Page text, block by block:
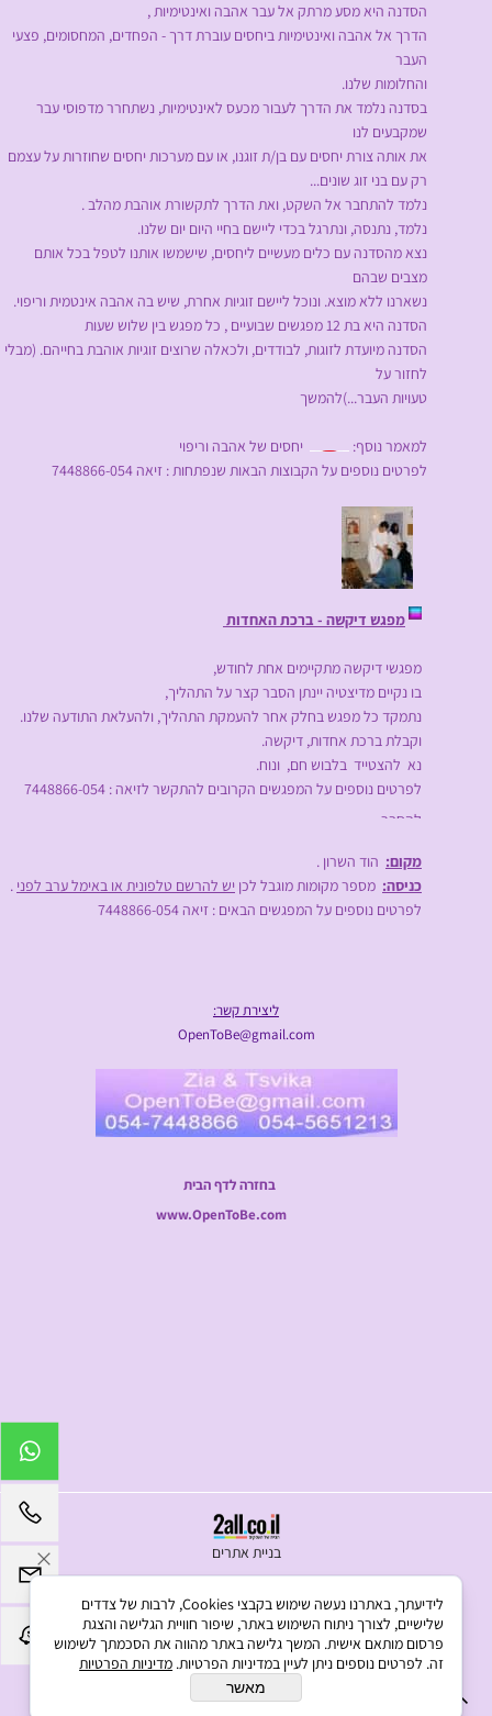
הסדנה היא מסע מרתק אל עבר אהבה ואינטימיות ,
הדרך אל אהבה ואינטימיות ביחסים עוברת דרך - הפחדים, המחסומים, פצעי
העבר
והחלומות שלנו.
בסדנה נלמד את הדרך לעבור מכעס לאינטימיות, נשתחרר מדפוסי עבר
שמקבעים לנו
את אותה צורת יחסים עם בן/ת זוגנו, או עם מערכות יחסים שחוזרות על עצמם
רק עם בני זוג שונים...
נלמד להתחבר אל השקט, ואת הדרך לתקשורת אוהבת מהלב .
נלמד, נתנסה, ונתרגל בכדי ליישם בחיי היום יום שלנו.
נצא מהסדנה עם כלים מעשיים ליחסים, שישמשו אותנו לטפל בכל אותם
מצבים שבהם
נשארנו ללא מוצא. ונוכל ליישם זוגיות אחרת, שיש בה אהבה אינטמית וריפוי.
הסדנה היא בת 12 מפגשים שבועיים , כל מפגש בין שלוש שעות
הסדנה מיועדת לזוגות, לבודדים, ולכאלה שרוצים זוגיות אוהבת בחייהם. (מבלי
לחזור על
טעויות העבר...)להמשך
למאמר נוסף:
יחסים של אהבה וריפוי
לפרטים נוספים על הקבוצות הבאות שנפתחות : זיאה 7448866-054
מפגש דיקשה -ברכת האחדות
מפגשי דיקשה מתקיימים אחת לחודש,
בו נקיים מדיצטיה יינתן הסבר קצר על התהליך,
נתמקד כל מפגש בחלק אחר להעמקת התהליך, ולהעלאת התודעה שלנו.
וקבלת ברכת אחדות, דיקשה.
נא להצטייד בלבוש חם, ונוח.
לפרטים נוספים על המפגשים הקרובים להתקשר לזיאה : 7448866-054
להסבר
על
הדיקשה:
מקום: הוד השרון .
כניסה: מספר מקומות מוגבל לכן יש להרשם טלפונית או באימל ערב לפני .
לפרטים נוספים על המפגשים הבאים : זיאה 7448866-054
ליצירת קשר:
OpenToBe@gmail.com
בחזרה לדף הבית
www.OpenToBe.com
בניית אתרים
לידיעתך, באתרנו נעשה שימוש בקבצי Cookies, לרבות של צדדים
שלישיים, לצורך ניתוח השימוש באתר, שיפור חוויית הגלישה והצגת
פרסום מותאם אישית. המשך גלישה באתר מהווה את הסכמתך לשימוש
זה. לפרטים נוספים ניתן לעיין במדיניות הפרטיות. מדיניות הפרטיות
מאשר